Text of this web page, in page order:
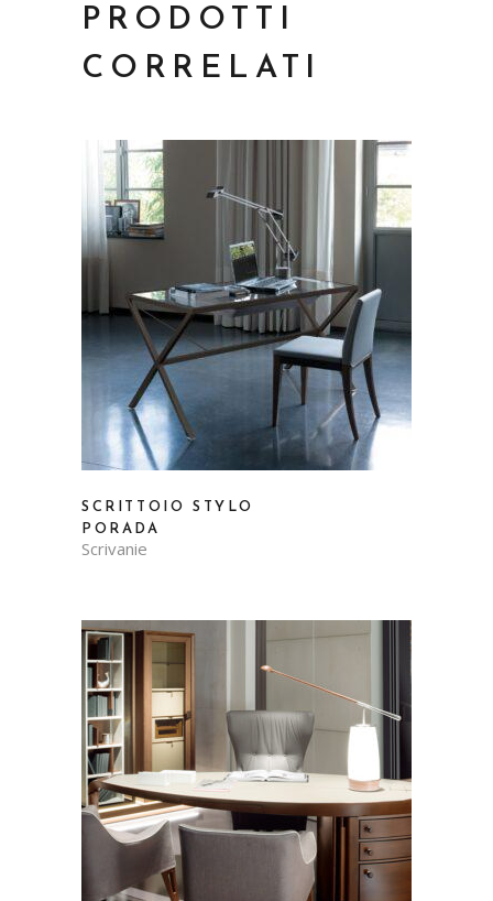
PRODOTTI
CORRELATI
SCRITTOIO STYLO
PORADA
Scrivanie